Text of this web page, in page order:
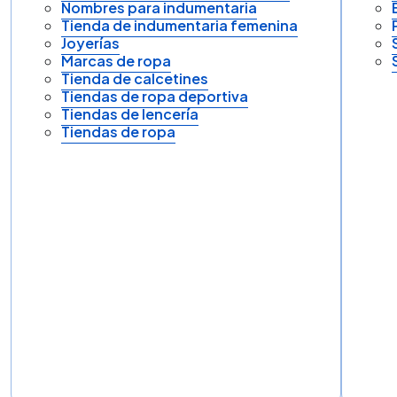
Nombres para indumentaria
Tienda de indumentaria femenina
Joyerías
Marcas de ropa
Tienda de calcetines
Tiendas de ropa deportiva
Tiendas de lencería
Tiendas de ropa